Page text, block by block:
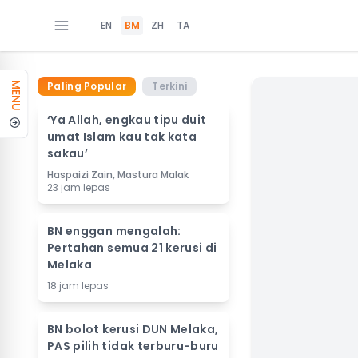
EN BM ZH TA
MENU Paling Popular Terkini
‘Ya Allah, engkau tipu duit
umat Islam kau tak kata
sakau’
Haspaizi Zain, Mastura Malak
23 jam lepas
BN enggan mengalah:
Pertahan semua 21 kerusi di
Melaka
18 jam lepas
BN bolot kerusi DUN Melaka,
PAS pilih tidak terburu-buru